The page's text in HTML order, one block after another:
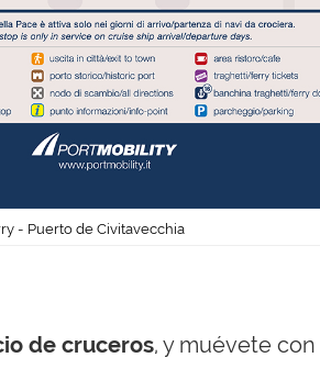
- Puerto de Civitavecchia
de cruceros, y muévete con